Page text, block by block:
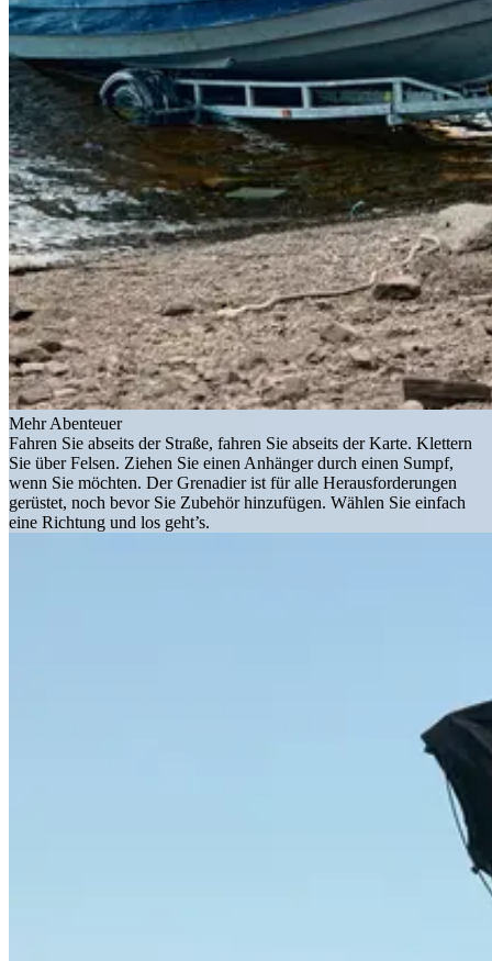
Mehr Abenteuer
Fahren Sie abseits der Straße, fahren Sie abseits der Karte. Klettern
Sie über Felsen. Ziehen Sie einen Anhänger durch einen Sumpf,
wenn Sie möchten. Der Grenadier ist für alle Herausforderungen
gerüstet, noch bevor Sie Zubehör hinzufügen. Wählen Sie einfach
eine Richtung und los geht’s.